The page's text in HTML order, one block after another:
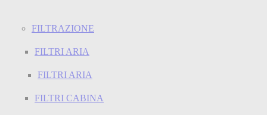
FILTRAZIONE
FILTRI ARIA
FILTRI ARIA
FILTRI CABINA